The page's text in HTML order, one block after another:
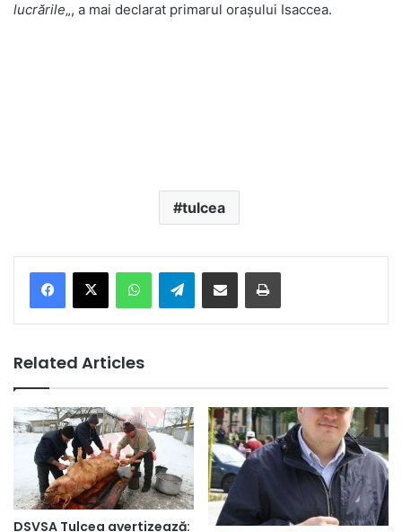
lucrările„, a mai declarat primarul oraşului Isaccea.
tulcea
Telegram
Related Articles
DSVSA Tulcea avertizează: